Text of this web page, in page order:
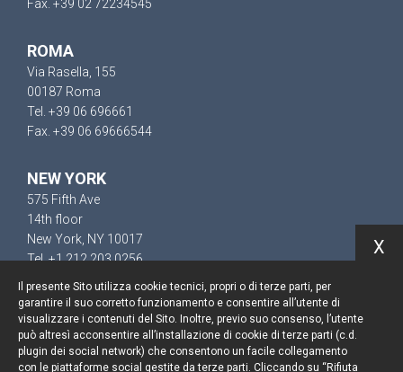
Fax. +39 02 72234545
ROMA
Via Rasella, 155
00187 Roma
Tel. +39 06 696661
Fax. +39 06 69666544
NEW YORK
575 Fifth Ave
14th floor
New York, NY 10017
Tel. +1 212 203 0256
Resta aggiornato
Il presente Sito utilizza cookie tecnici, propri o di terze parti, per
garantire il suo corretto funzionamento e consentire all’utente di
visualizzare i contenuti del Sito. Inoltre, previo suo consenso, l’utente
può altresì acconsentire all’installazione di cookie di terze parti (c.d.
plugin dei social network) che consentono un facile collegamento
con le piattaforme social gestite da terze parti. Cliccando su “Rifiuta
X